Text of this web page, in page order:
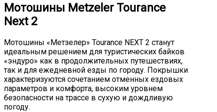
Мотошины Metzeler Tourance
Next 2
Мотошины «Метзелер» Tourance NEXT 2 станут
идеальным решением для туристических байков
«эндуро» как в продолжительных путешествиях,
так и для ежедневной езды по городу. Покрышки
характеризуются сочетанием отменных ездовых
параметров и комфорта, высоким уровнем
безопасности на трассе в сухую и дождливую
погоду.